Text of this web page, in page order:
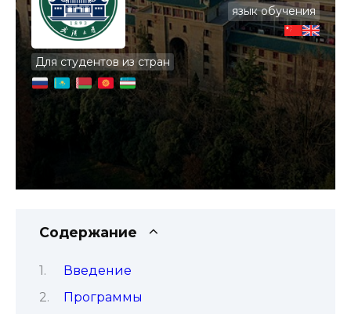
Для студентов из стран
язык обучения
Содержание
Введение
Программы